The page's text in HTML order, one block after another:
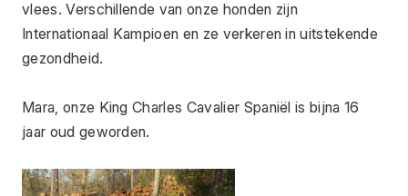
vlees. Verschillende van onze honden zijn
Internationaal Kampioen en ze verkeren in uitstekende
gezondheid.
Mara, onze King Charles Cavalier Spaniël is bijna 16
jaar oud geworden.